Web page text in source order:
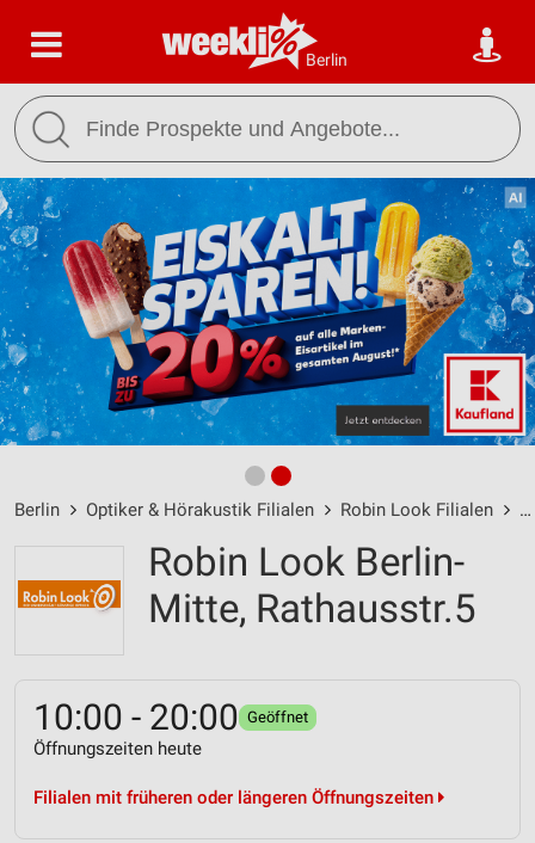
Berlin
Berlin Optiker & Hörakustik Filialen Robin Look Filialen
Robin Look Berlin-
Mitte, Rathausstr.5
10:00 - 20:00 Geöffnet
Öffnungszeiten heute
Filialen mit früheren oder längeren Öffnungszeiten